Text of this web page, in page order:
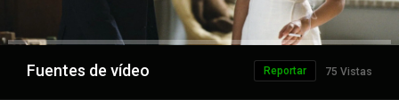
Anuncio
Fuentes de vídeo 75 Vistas
Reportar